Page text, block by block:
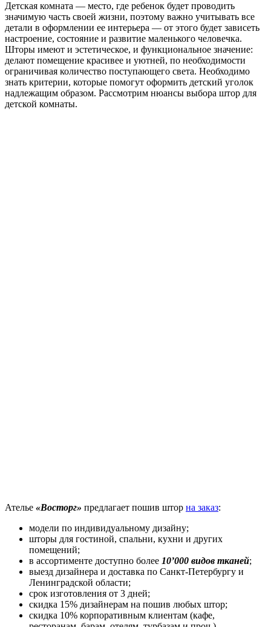
Детская комната — место, где ребенок будет проводить
значимую часть своей жизни, поэтому важно учитывать все
детали в оформлении ее интерьера — от этого будет зависеть
настроение, состояние и развитие маленького человечка.
Шторы имеют и эстетическое, и функциональное значение:
делают помещение красивее и уютней, по необходимости
ограничивая количество поступающего света. Необходимо
знать критерии, которые помогут оформить детский уголок
надлежащим образом. Рассмотрим нюансы выбора штор для
детской комнаты.
Ателье «Восторг» предлагает пошив штор на заказ:
модели по индивидуальному дизайну;
шторы для гостиной, спальни, кухни и других
помещений;
в ассортименте доступно более 10’000 видов тканей;
выезд дизайнера и доставка по Санкт-Петербургу и
Ленинградской области;
срок изготовления от 3 дней;
скидка 15% дизайнерам на пошив любых штор;
скидка 10% корпоративным клиентам (кафе,